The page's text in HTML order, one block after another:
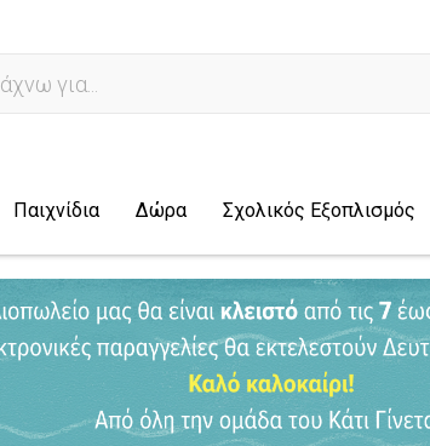
Παιχνίδια Δώρα Σχολικός Εξοπλισμός